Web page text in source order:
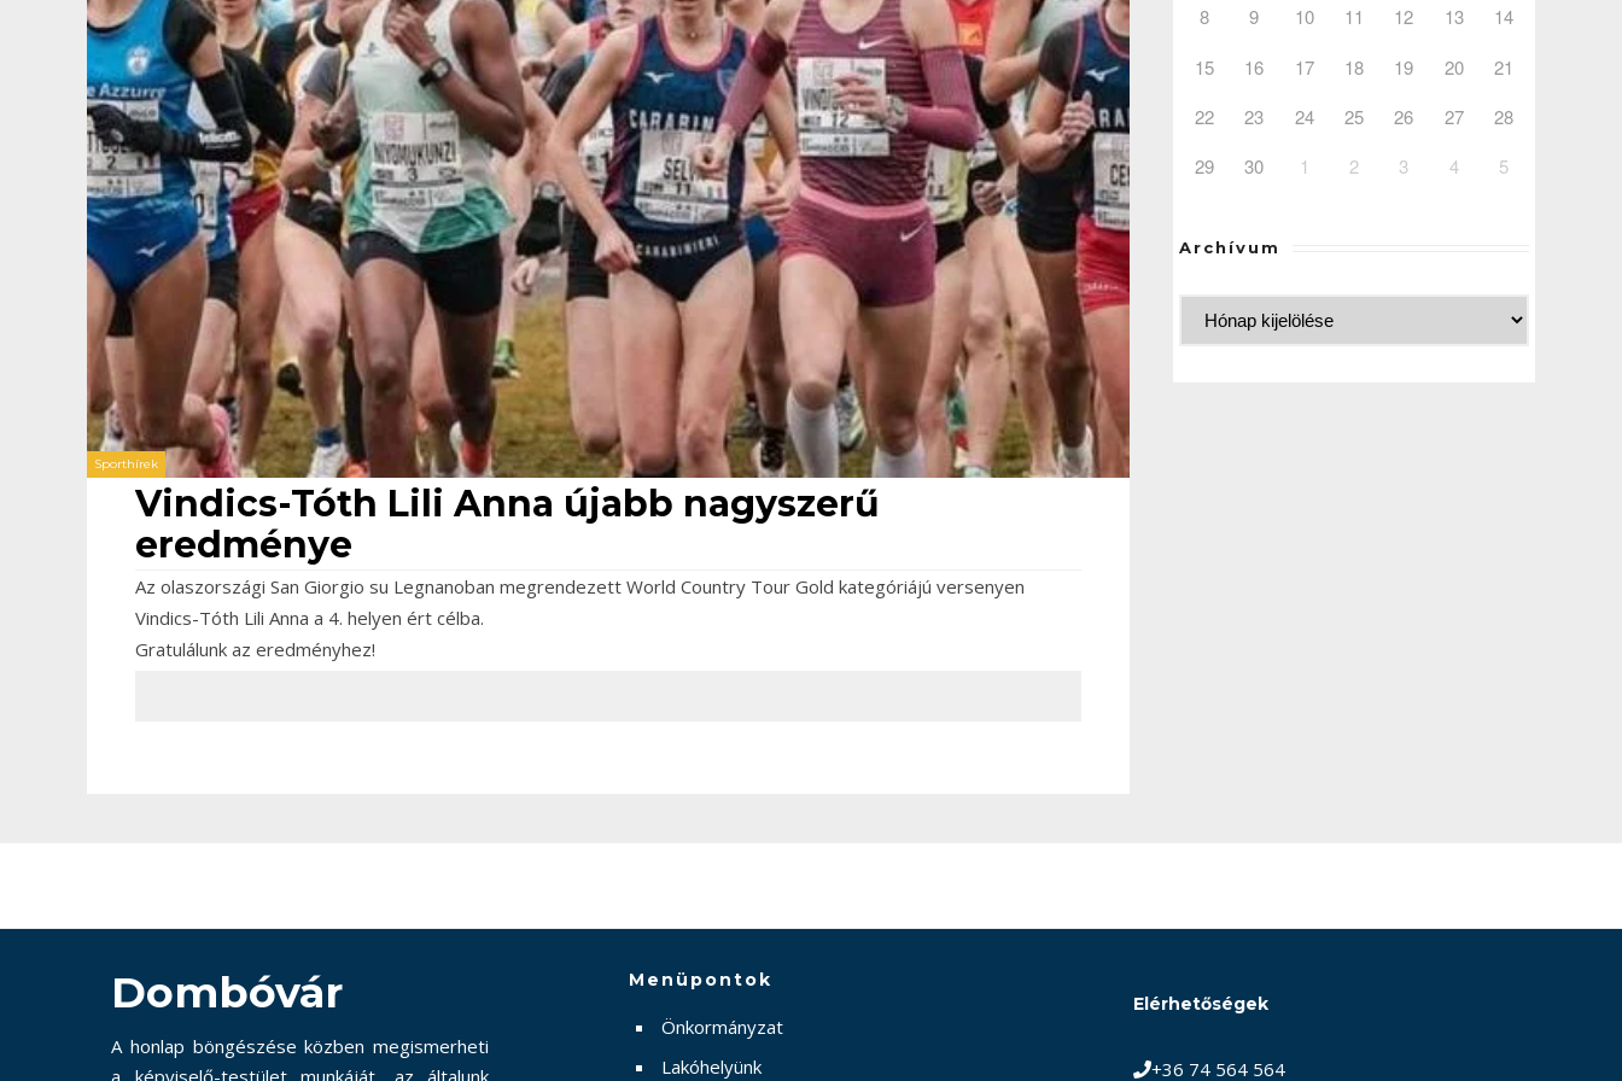
Sporthírek
Vindics-Tóth Lili Anna újabb nagyszerű
eredménye
Az olaszországi San Giorgio su Legnanoban megrendezett World Country Tour Gold kategóriájú versenyen
Vindics-Tóth Lili Anna a 4. helyen ért célba.
Gratulálunk az eredményhez!
8
9 10 11 12 13
14
15
16 17 18 19 20
21
22
23 24 25 26 27
28
29
30 1 2 3 4 5
Archívum
Dombóvár
A honlap böngészése közben megismerheti
a képviselő-testület munkáját, az általunk
Menüpontok
Önkormányzat
Lakóhelyünk
Elérhetőségek
+36 74 564 564